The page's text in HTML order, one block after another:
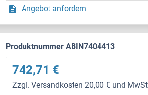
Angebot anfordern
Produktnummer ABIN7404413
742,71 €
Zzgl. Versandkosten 20,00 € und MwSt